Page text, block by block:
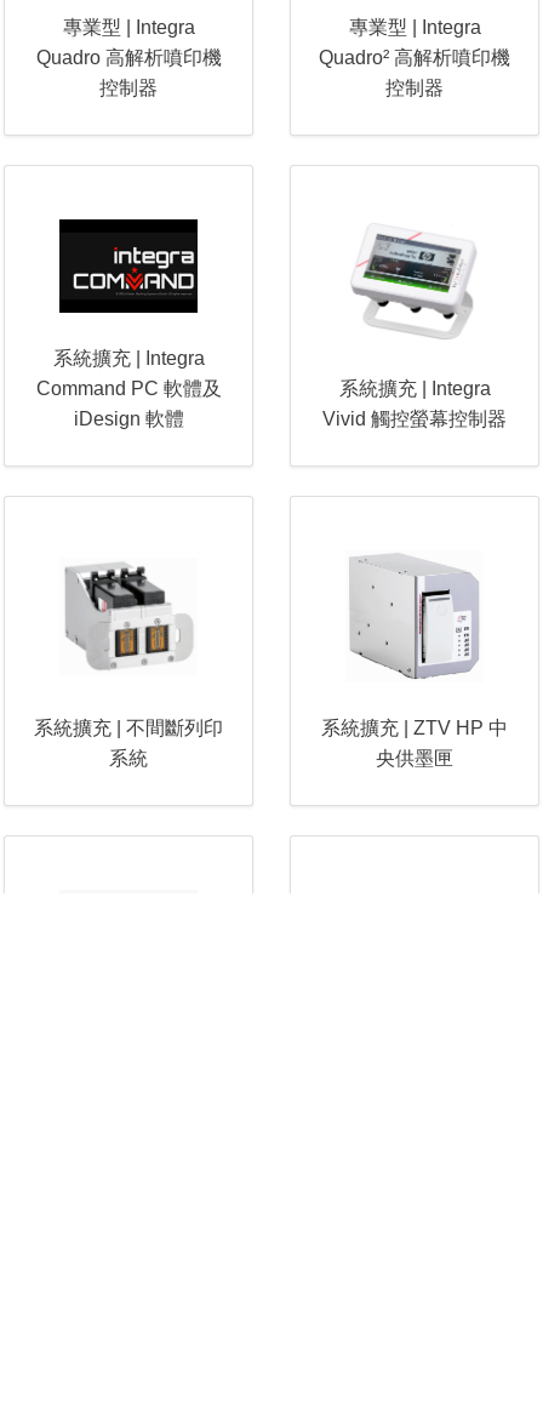
專業型 | Integra
Quadro 高解析噴印機
控制器
專業型 | Integra
Quadro² 高解析噴印機
控制器
系統擴充 | Integra
Command PC 軟體及
iDesign 軟體
系統擴充 | Integra
Vivid 觸控螢幕控制器
系統擴充 | 不間斷列印
系統
系統擴充 | ZTV HP 中
央供墨匣